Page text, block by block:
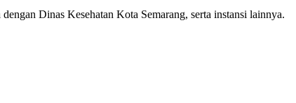
Dinas Kesehatan Kota Semarang, serta instansi lainnya.